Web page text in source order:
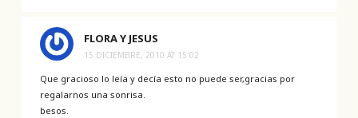
FLORA Y JESUS
15 DICIEMBRE, 2010 AT 15:02
Que gracioso lo leía y decía esto no puede ser,gracias por
regalarnos una sonrisa.
besos.